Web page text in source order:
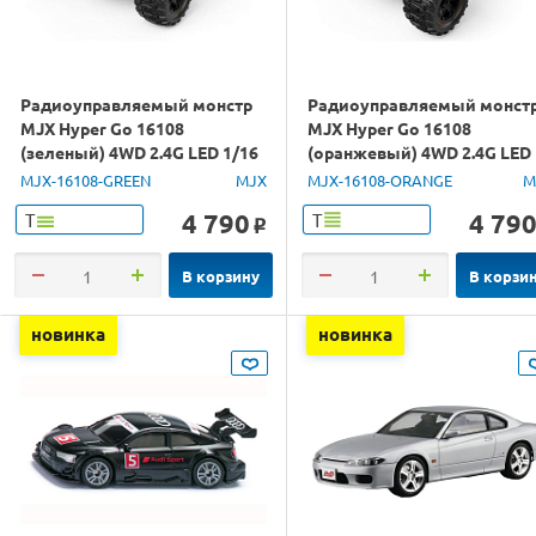
Радиоуправляемый монстр
MJX Hyper Go 16108
(зеленый) 4WD 2.4G LED 1/16
RTR
MJX-16108-GREEN MJX
Т 4 790 o
В корзину
Радиоуправляемый
MJX Hyper Go 16108
(оранжевый) 4WD 2.4G LED
1/16 RTR
MJX-16108-ORANGE
Т 4 790
В
новинка новинка